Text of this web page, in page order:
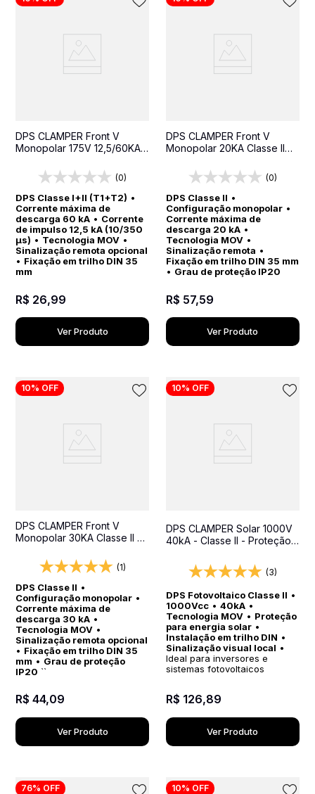
DPS CLAMPER Front V
Monopolar 175V 12,5/60KA
contra surtos para quadros
elétricos
(0)
DPS Classe I+II (T1+T2) •
Corrente máxima de
descarga 60 kA • Corrente
de impulso 12,5 kA (10/350
µs) • Tecnologia MOV •
Sinalização remota opcional
• Fixação em trilho DIN 35
mm
R$ 26,99
Ver Produto
DPS CLAMPER Front V
Monopolar 20KA Classe II
para quadros elétricos(0)
DPS Classe II •
Configuração monopolar•
Corrente máxima de
descarga 20 kA•
Tecnologia MOV•
Sinalização remota •
Fixação em trilho DIN 35 mm
• Grau de proteção IP20
R$ 57,59
Ver Produto
10% OFF
DPS CLAMPER Front V
Monopolar 30KA Classe II -
quadros elétricos
(1)
DPS Classe II •
Configuração monopolar •
Corrente máxima de
descarga 30 kA •
Tecnologia MOV •
Sinalização remota opcional
• Fixação em trilho DIN 35
mm • Grau de proteção
IP20 ``
R$ 44,09
Ver Produto
10% OFF
DPS CLAMPER Solar 1000V
40kA - Classe II - Proteção
(3)
DPS Fotovoltaico Classe II •
1000Vcc• 40kA•
Tecnologia MOV• Proteção
para energia solar•
Instalação em trilho DIN •
Sinalização visual local •
Ideal para inversores e
sistemas fotovoltaicos
R$ 126,89
Ver Produto
76% OFF 10% OFF